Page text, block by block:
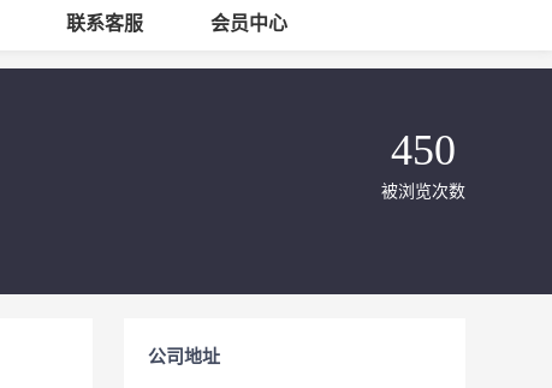
联系客服 会员中心
450
被浏览次数
公司地址